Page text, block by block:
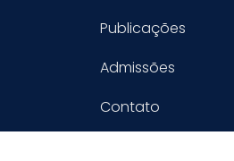
Publicações
Admissões
Contato